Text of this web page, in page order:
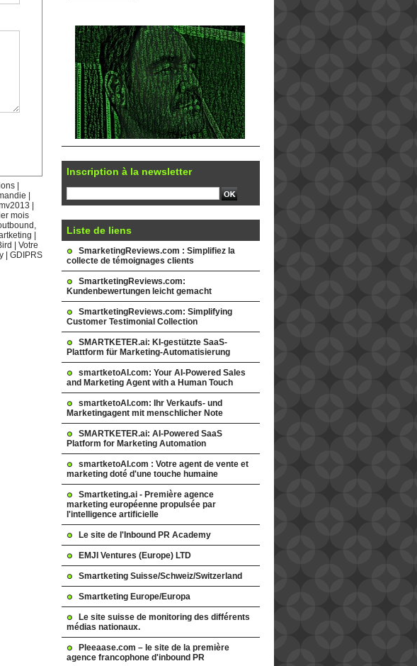
mois
Votre
GDIPRS
Inscription à la newsletter
Liste de liens
SmarketingReviews.com : Simplifiez la
collecte de témoignages clients
SmartketingReviews.com:
Kundenbewertungen leicht gemacht
SmartketingReviews.com: Simplifying
Customer Testimonial Collection
SMARTKETER.ai: KI-gestützte SaaS-
Plattform für Marketing-Automatisierung
smartketoAI.com: Your AI-Powered Sales
and Marketing Agent with a Human Touch
smartketoAI.com: Ihr Verkaufs- und
Marketingagent mit menschlicher Note
SMARTKETER.ai: AI-Powered SaaS
Platform for Marketing Automation
smartketoAI.com : Votre agent de vente et
marketing doté d'une touche humaine
Smartketing.ai - Première agence
marketing européenne propulsée par
l'intelligence artificielle
Le site de l'Inbound PR Academy
EMJI Ventures (Europe) LTD
Smartketing Suisse/Schweiz/Switzerland
Smartketing Europe/Europa
Le site suisse de monitoring des différents
médias nationaux.
Pleeaase.com – le site de la première
agence francophone d'inbound PR